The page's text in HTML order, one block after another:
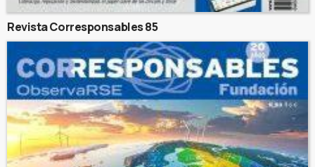
Revista Corresponsables 85